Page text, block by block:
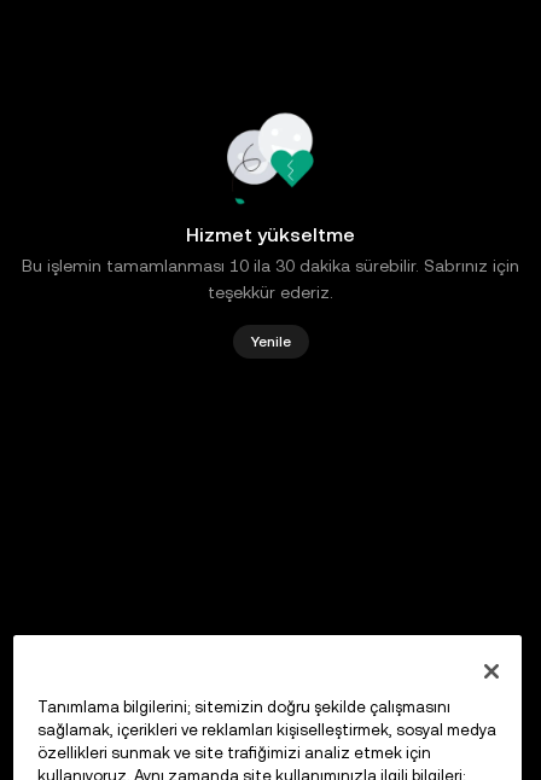
Hizmet yükseltme
Bu işlemin tamamlanması 10 ila 30 dakika sürebilir. Sabrınız için
teşekkür ederiz.
Yenile
Tanımlama bilgilerini; sitemizin doğru şekilde çalışmasını
sağlamak, içerikleri ve reklamları kişiselleştirmek, sosyal medya
özellikleri sunmak ve site trafiğimizi analiz etmek için
kullanıyoruz. Aynı zamanda site kullanımınızla ilgili bilgileri;